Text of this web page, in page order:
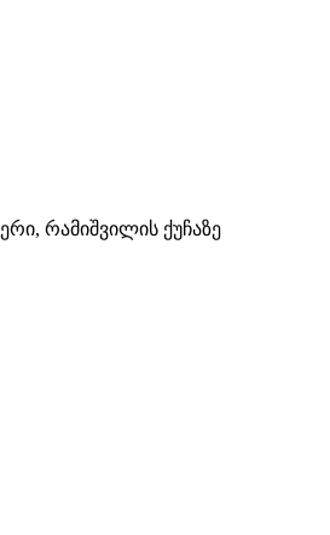
რამიშვილის ქუჩაზე